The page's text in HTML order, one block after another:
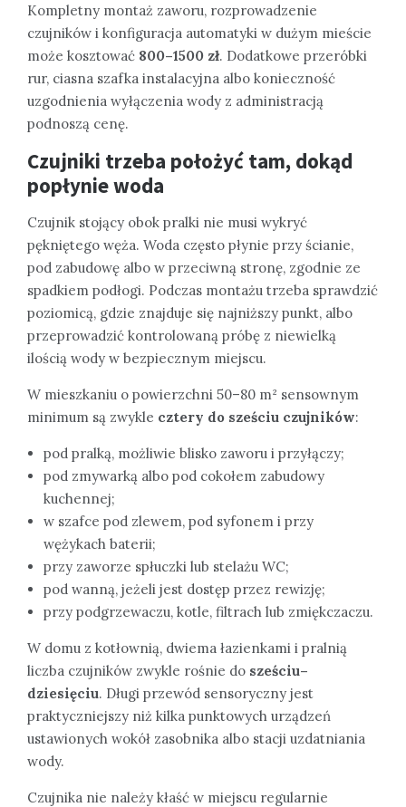
Kompletny montaż zaworu, rozprowadzenie
czujników i konfiguracja automatyki w dużym mieście
może kosztować 800–1500 zł. Dodatkowe przeróbki
rur, ciasna szafka instalacyjna albo konieczność
uzgodnienia wyłączenia wody z administracją
podnoszą cenę.
Czujniki trzeba położyć tam, dokąd
popłynie woda
Czujnik stojący obok pralki nie musi wykryć
pękniętego węża. Woda często płynie przy ścianie,
pod zabudowę albo w przeciwną stronę, zgodnie ze
spadkiem podłogi. Podczas montażu trzeba sprawdzić
poziomicą, gdzie znajduje się najniższy punkt, albo
przeprowadzić kontrolowaną próbę z niewielką
ilością wody w bezpiecznym miejscu.
W mieszkaniu o powierzchni 50–80 m² sensownym
minimum są zwykle cztery do sześciu czujników:
pod pralką, możliwie blisko zaworu i przyłączy;
pod zmywarką albo pod cokołem zabudowy
kuchennej;
w szafce pod zlewem, pod syfonem i przy
wężykach baterii;
przy zaworze spłuczki lub stelażu WC;
pod wanną, jeżeli jest dostęp przez rewizję;
przy podgrzewaczu, kotle, filtrach lub zmiękczaczu.
W domu z kotłownią, dwiema łazienkami i pralnią
liczba czujników zwykle rośnie do sześciu–
dziesięciu. Długi przewód sensoryczny jest
praktyczniejszy niż kilka punktowych urządzeń
ustawionych wokół zasobnika albo stacji uzdatniania
wody.
Czujnika nie należy kłaść w miejscu regularnie